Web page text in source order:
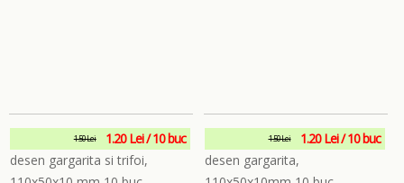
1.50 Lei 1.20 Lei / 10 buc 1.50 Lei 1.20 Lei / 10 buc